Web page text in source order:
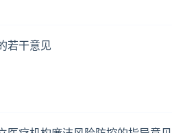
若干意见